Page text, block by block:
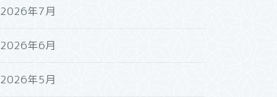
2026年7月
2026年6月
2026年5月